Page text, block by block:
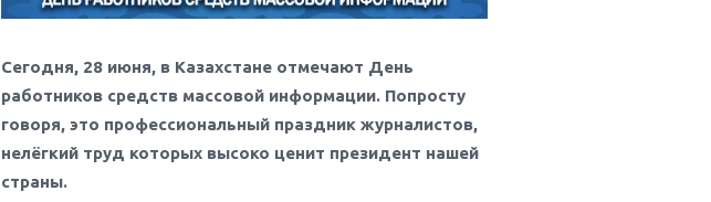
Сегодня, 28 июня, в Казахстане отмечают День
работников средств массовой информации. Попросту
говоря, это профессиональный праздник журналистов,
нелёгкий труд которых высоко ценит президент нашей
страны.